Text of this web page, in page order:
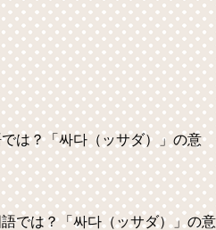
は？「싸다（ッサダ）」の意